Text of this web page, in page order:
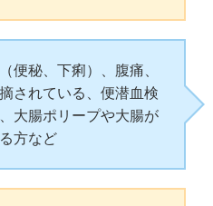
便秘、下痢）、腹痛、
されている、便潜血検
大腸ポリープや大腸が
方など